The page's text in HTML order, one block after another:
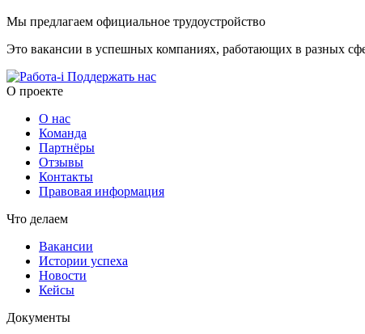
Мы предлагаем официальное трудоустройство
Это вакансии в успешных компаниях, работающих в разных
Поддержать нас
O проекте
О нас
Команда
Партнёры
Отзывы
Контакты
Правовая информация
Что делаем
Вакансии
Истории успеха
Новости
Кейсы
Документы